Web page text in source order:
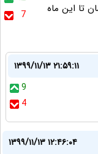
7
۲میلیون تومان تا این ماه
۱۳۹۹/۱۱/۱۳ ۲۱:۵۹:۱۱
9
4
۱۳۹۹/۱۱/۱۳ ۱۲:۴۶:۰۴